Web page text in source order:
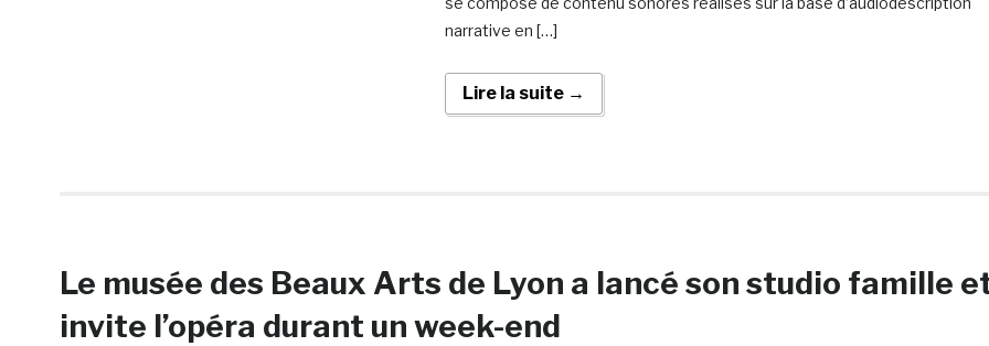
narrative en […]
Lire la suite →
Le musée des Beaux Arts de Lyon a lancé son studio famille
invite l’opéra durant un week-end